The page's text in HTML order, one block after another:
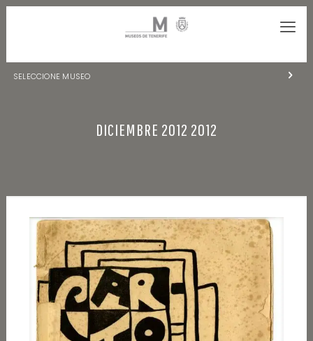
SELECCIONE MUSEO
NATURALEZA Y ARQUEOLOGÍA
CENTRO DE DOCUMENTACIÓN DE CANARIAS Y AMÉRICA
CUEVA DEL VIENTO
DICIEMBRE 2012 2012